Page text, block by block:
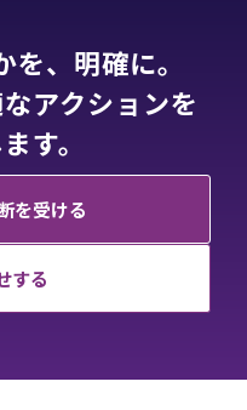
、明確に。
アクションを
す。
を受ける
する